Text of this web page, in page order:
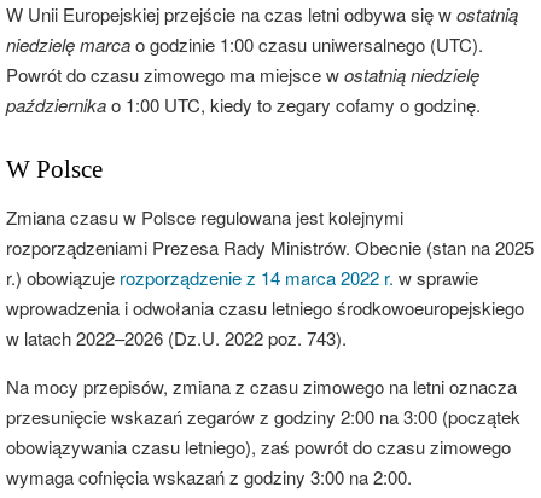
W Unii Europejskiej przejście na czas letni odbywa się wostatnią
niedzielę marcao godzinie 1:00 czasu uniwersalnego (UTC).
Powrót do czasu zimowego ma miejsce wostatnią niedzielę
październikao 1:00 UTC, kiedy to zegary cofamy o godzinę.
W Polsce
Zmiana czasu w Polsce regulowana jest kolejnymi
rozporządzeniami Prezesa Rady Ministrów. Obecnie (stan na 2025
r.) obowiązuje rozporządzenie z 14 marca 2022 r. w sprawie
wprowadzenia i odwołania czasu letniego środkowoeuropejskiego
w latach 2022–2026 (Dz.U. 2022 poz. 743).
Na mocy przepisów, zmiana z czasu zimowego na letni oznacza
przesunięcie wskazań zegarów z godziny 2:00 na 3:00 (początek
obowiązywania czasu letniego), zaś powrót do czasu zimowego
wymaga cofnięcia wskazań z godziny 3:00 na 2:00.